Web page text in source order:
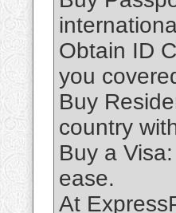
Obtain ID
you
Buy
country
Buy a
ease.
At